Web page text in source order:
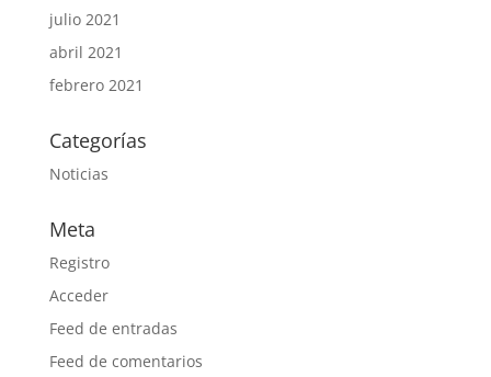
julio 2021
abril 2021
febrero 2021
Categorías
Noticias
Meta
Registro
Acceder
Feed de entradas
Feed de comentarios